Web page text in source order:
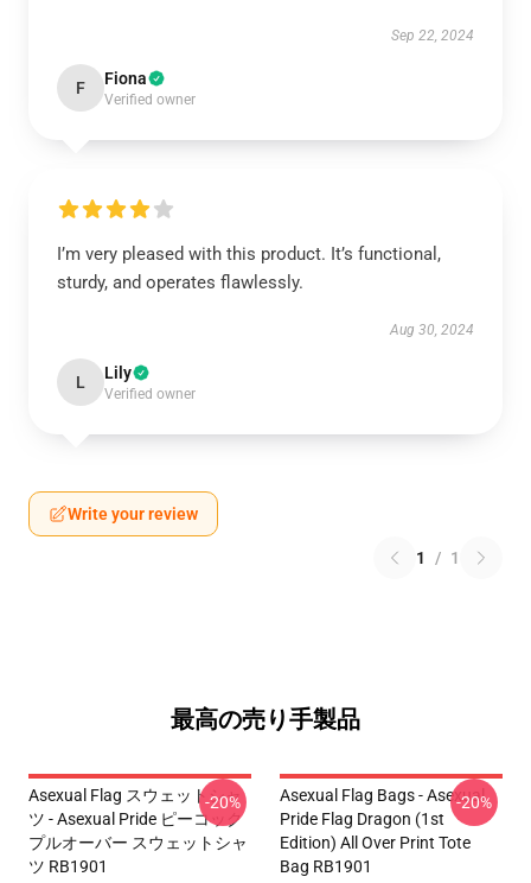
Sep 22, 2024
F Fiona
Verified owner
I’m very pleased with this product. It’s functional,
sturdy, and operates flawlessly.
Aug 30, 2024
L Lily
Verified owner
Write your review
1 / 1
最高の売り手製品
Asexual Flag スウェットシャ
ツ - Asexual Pride ピーコック
プルオーバー スウェットシャ
ツ RB1901
-20%
Asexual Flag Bags - Asexual
Pride Flag Dragon (1st
Edition) All Over Print Tote
Bag RB1901
-20%